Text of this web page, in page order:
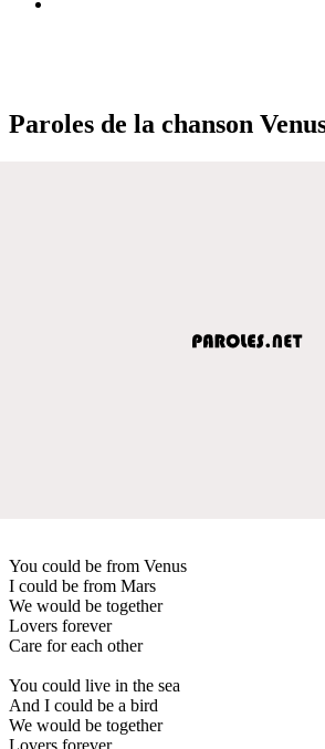
Paroles de la chanson
You could be from Venus
I could be from Mars
We would be together
Lovers forever
Care for each other
You could live in the sea
And I could be a bird
We would be together
Lovers forever